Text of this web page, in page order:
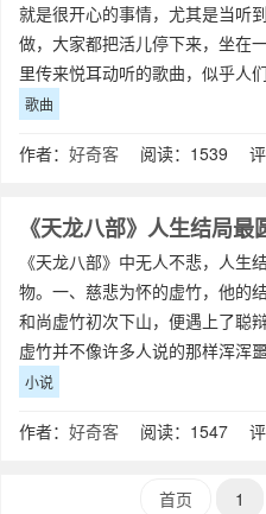
就是很开心的事情，尤其是当听
做，大家都把活儿停下来，坐在
里传来悦耳动听的歌曲，似乎人
的一切，当时我也只十多岁
歌曲
作者： 好奇客 阅读：1539 评
《天龙八部》中无人不悲，人生
物。一、慈悲为怀的虚竹，他的
和尚虚竹初次下山，便遇上了聪
虚竹并不像许多人说的那样浑浑
慈悲为怀，闭着眼睛下了一粒棋子
小说
作者： 好奇客 阅读：1547 评
首页 1